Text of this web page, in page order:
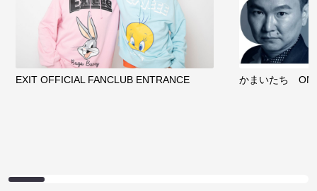
EXIT OFFICIAL FANCLUB ENTRANCE かまいたち